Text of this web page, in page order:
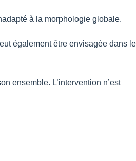
à la morphologie globale.
également être envisagée dans le
ensemble. L’intervention n’est